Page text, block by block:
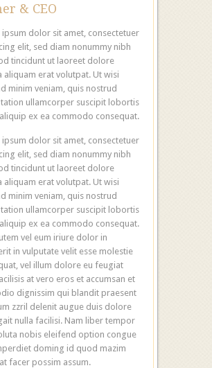
& CEO
ipsum dolor sit amet, consectetuer
elit, sed diam nonummy nibh
tincidunt ut laoreet dolore
aliquam erat volutpat. Ut wisi
minim veniam, quis nostrud
ullamcorper suscipit lobortis
ex ea commodo consequat.
ipsum dolor sit amet, consectetuer
elit, sed diam nonummy nibh
tincidunt ut laoreet dolore
aliquam erat volutpat. Ut wisi
minim veniam, quis nostrud
ullamcorper suscipit lobortis
ex ea commodo consequat.
vel eum iriure dolor in
in vulputate velit esse molestie
vel illum dolore eu feugiat
at vero eros et accumsan et
dignissim qui blandit praesent
zzril delenit augue duis dolore
nulla facilisi. Nam liber tempor
nobis eleifend option congue
doming id quod mazim
facer possim assum.